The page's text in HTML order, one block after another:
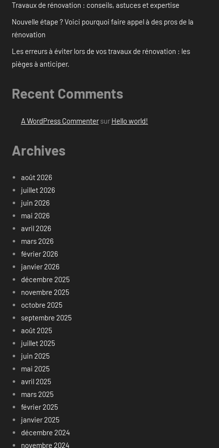
Travaux de rénovation : conseils, astuces et expertise
Nouvelle étape ? Voici pourquoi faire appel à des pros de la
rénovation
Les erreurs à éviter lors de vos travaux de rénovation : les
pièges à anticiper.
Recent Comments
A WordPress Commentersur Hello world!
Archives
août 2026
juillet 2026
juin 2026
mai 2026
avril 2026
mars 2026
février 2026
janvier 2026
décembre 2025
novembre 2025
octobre 2025
septembre 2025
août 2025
juillet 2025
juin 2025
mai 2025
avril 2025
mars 2025
février 2025
janvier 2025
décembre 2024
novembre 2024